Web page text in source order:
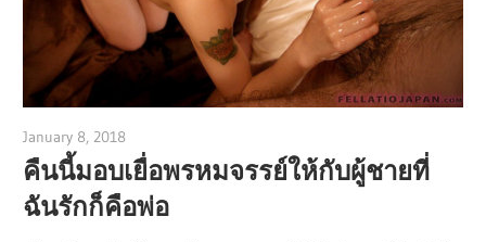
January 8, 2018
คืนนี้มอบเยื่อพรหมจรรย์ให้กับผู้ชายที่
ฉันรักก็คือพ่อ